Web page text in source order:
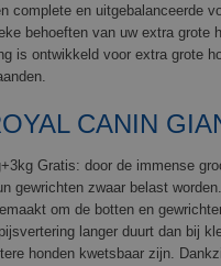
complete en uitgebalanceerde
behoeften van uw extra grote
is ontwikkeld voor extra grote
CANIN
Gratis: door de immense
gewrichten zwaar belast
om de botten en
langer duurt dan bij
honden kwetsbaar zijn.